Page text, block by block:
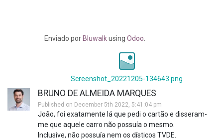
Enviadopor Bluwalk usingOdoo
Screenshot_20221205-134643.png
BRUNO DE ALMEIDA MARQUES
Published on December 5th 2022, 5:41:04 pm
João, foi exatamente lá que pedi o cartão e disseram-
me que aquele carro não possuía o mesmo.
Inclusive, não possuía nem os dísticos TVDE.